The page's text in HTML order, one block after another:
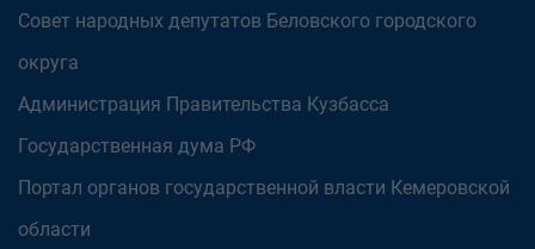
Совет народных депутатов Беловского городского
округа
Администрация Правительства Кузбасса
Государственная дума РФ
Портал органов государственной власти Кемеровской
области